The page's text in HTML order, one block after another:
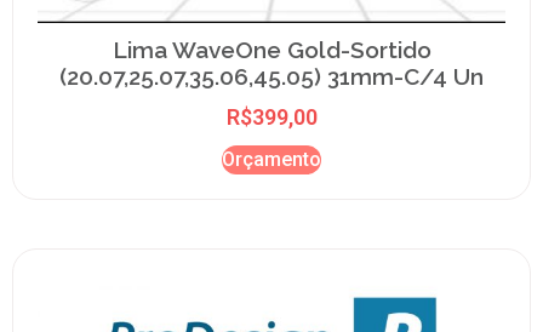
Lima WaveOne Gold-Sortido
(20.07,25.07,35.06,45.05) 31mm-C/4 Un
R$399,00
Orçamento